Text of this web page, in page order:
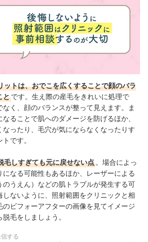
ットは、おでこを広くすることで顔のバラ
とです。生え際の産毛をきれいに処理で
なく、顔のバランスが整って見えます。ま
ることで肌へのダメージを防げるほか、
ったり、毛穴が気にならなくなったりす
です。
毛しすぎても元に戻せない点。場合によっ
になる可能性もあるほか、レーザーによる
のうえん）などの肌トラブルが発生する可
ないように、照射範囲をクリニックと相
ビフォーアフターの画像を見てイメージ
毛をしましょう。
する